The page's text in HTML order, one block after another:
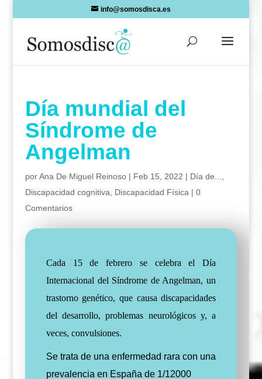
info@somosdisca.es
Día mundial del
Síndrome de
Angelman
porAna De Miguel Reinoso| Feb 15, 2022 | Día de...
Discapacidad cognitiva
Discapacidad Física | 0
Comentarios
Cada 15 de febrero se celebra el Día
Internacional del Síndrome de Angelman, un
trastorno genético, que causa discapacidades
del desarrollo, problemas neurológicos y, a
veces, convulsiones.
Se trata de una enfermedad rara con una
prevalencia en España de 1/12000